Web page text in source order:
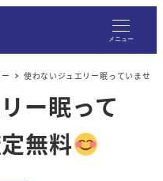
メニュー
使わないジュエリー眠っていませ
ー眠って
無料